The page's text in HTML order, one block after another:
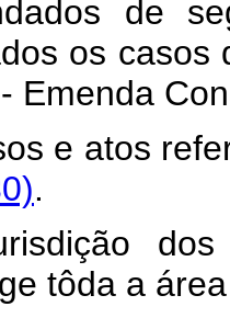
de
os casos
- Emenda
e atos
.
tôda a